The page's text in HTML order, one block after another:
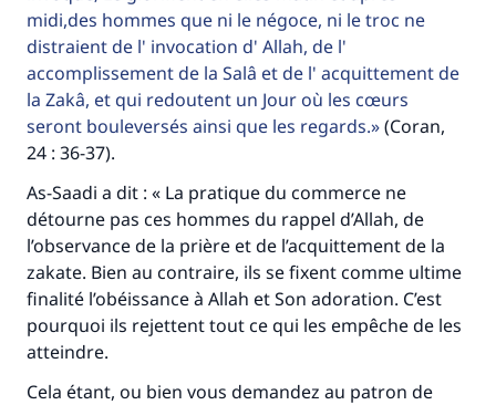
midi,des hommes que ni le négoce, ni le troc ne
distraient de l' invocation d' Allah, de l'
accomplissement de la Salâ et de l' acquittement de
la Zakâ, et qui redoutent un Jour où les cœurs
seront bouleversés ainsi que les regards. (Coran,
24 : 36-37).
As-Saadi a dit : « La pratique du commerce ne
détourne pas ces hommes du rappel d’Allah, de
l’observance de la prière et de l’acquittement de la
zakate. Bien au contraire, ils se fixent comme ultime
finalité l’obéissance à Allah et Son adoration. C’est
pourquoi ils rejettent tout ce qui les empêche de les
atteindre.
Cela étant, ou bien vous demandez au patron de
Faites une différence dans la vie de
millions de personnes grâce à votre
Aidez nous à apporter des réponses.
Le Messager d'Allah (Paix sur lui) a dit:
"Celui qui indique une bonne action obtient la
même récompense que celui qui le fait."